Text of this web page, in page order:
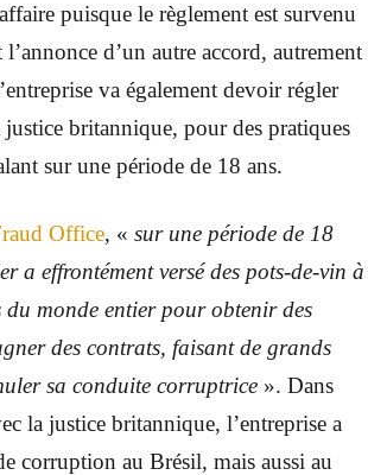
puisque le règlement est survenu
d’un autre accord, autrement
va également devoir régler
britannique, pour des pratiques
sur une période de 18 ans.
Office, « sur une période de 18
a effrontément versé des pots-de-vin à
du monde entier pour obtenir des
des contrats, faisant de grands
sa conduite corruptrice ». Dans
la justice britannique, l’entreprise a
corruption au Brésil, mais aussi au